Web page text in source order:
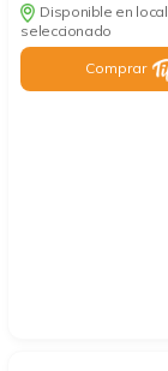
Disponible en local
seleccionado
Comprar